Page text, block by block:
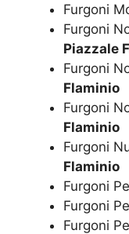
Furgoni
Furgoni
Piazzale
Furgoni
Flaminio
Furgoni
Flaminio
Furgoni
Flaminio
Furgoni
Furgoni
Furgoni